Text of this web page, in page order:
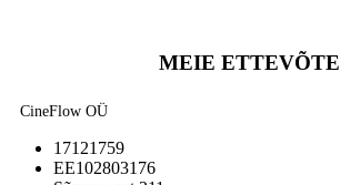
MEIE ETTEVÕTE
CineFlow OÜ
17121759
EE102803176